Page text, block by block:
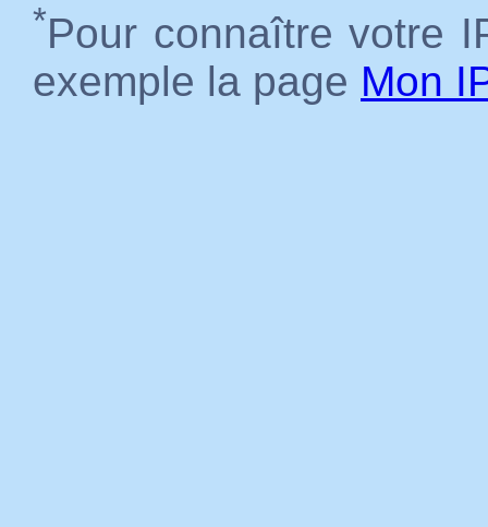
*Pour connaître votre
exemple la page Mon